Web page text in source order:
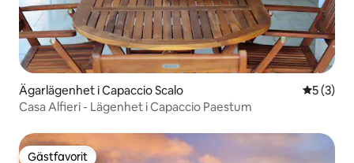
Ägarlägenhet i Capaccio Scalo 5 av 5 i
5 (3)
Casa Alfieri - Lägenhet i Capaccio Paestum
Gästfavorit